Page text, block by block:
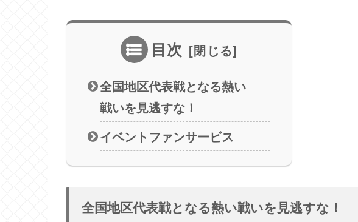
目次
全国地区代表戦となる熱い
戦いを見逃すな！
イベントファンサービス
全国地区代表戦となる熱い戦いを見逃すな！